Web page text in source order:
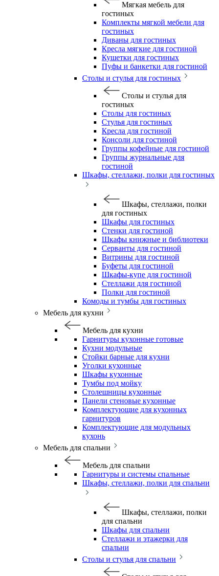
Мягкая мебель для
гостиных
Комплекты мягкой мебели для
гостиных
Диваны для гостиных
Кресла мягкие для гостиной
Кушетки для гостиных
Пуфы и банкетки для гостиной
Столы и стулья для гостиных
Столы и стулья для
гостиных
Столы для гостиных
Стулья для гостиных
Кресла для гостиной
Консоли для гостиной
Группы кофейные для гостиной
Группы журнальные для
гостиной
Шкафы, стеллажи, полки для гостиных
Шкафы, стеллажи, полки
для гостиных
Шкафы для гостиных
Стенки для гостиной
Шкафы книжные и библиотеки
Серванты для гостиной
Витрины для гостиной
Буфеты для гостиной
Шкафы-купе для гостиной
Стеллажи для гостиной
Полки для гостиной
Комоды и тумбы для гостиных
Мебель для кухни
Мебель для кухни
Гарнитуры кухонные готовые
Кухни модульные
Стойки барные для кухни
Уголки кухонные
Шкафы кухонные
Тумбы под мойку
Столешницы кухонные
Панели стеновые кухонные
Комплектующие для кухонных
гарнитуров
Комплектующие для модульных
кухонь
Мебель для спальни
Мебель для спальни
Гарнитуры и системы спальные
Шкафы, стеллажи, полки для спальни
Шкафы, стеллажи, полки
для спальни
Шкафы для спальни
Стеллажи и этажерки для
спальни
Столы и стулья для спальни